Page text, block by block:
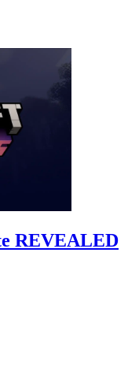
REVEALED